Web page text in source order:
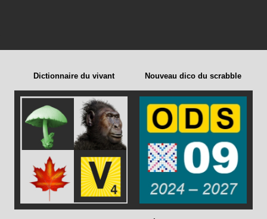
Dictionnaire du vivant Nouveau dico du scrabble